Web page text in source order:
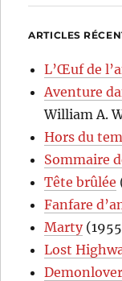
ARTICLES
L’Œuf de
Aventure
William A.
Hors du
Sommaire
Tête brûlée
Fanfare
Marty
Lost
Demonlover